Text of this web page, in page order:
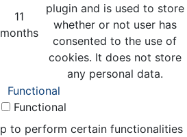
11
months
plugin and is used to store
whether or not user has
consented to the use of
cookies. It does not store
any personal data.
Functional
Functional
to perform certain functionalities